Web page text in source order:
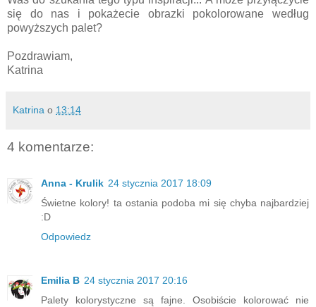
się do nas i pokażecie obrazki pokolorowane według
powyższych palet?
Pozdrawiam,
Katrina
Katrina o 13:14
4 komentarze:
Anna - Krulik 24 stycznia 2017 18:09
Świetne kolory! ta ostania podoba mi się chyba najbardziej
:D
Odpowiedz
Emilia B 24 stycznia 2017 20:16
Palety kolorystyczne są fajne. Osobiście kolorować nie